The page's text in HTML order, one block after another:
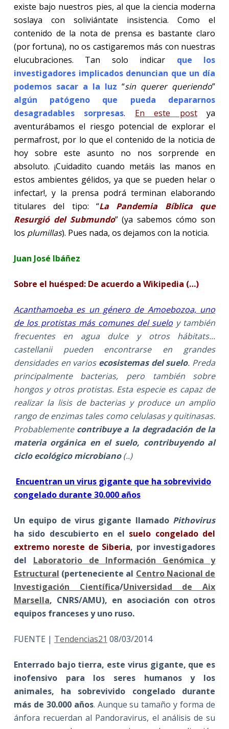
existe bajo nuestros pies, al que la ciencia moderna
soslaya con soliviántate insistencia. Como el
contenido de la nota de prensa es bastante claro
(por fortuna), no os castigaremos más con nuestras
elucubraciones. Tan solo indicar que los
investigadores implicados denuncian que un día
podemos sacar a la luz “sin querer queriendo”
algún patógeno que pueda depararnos
desagradables sorpresas. En este postya
aventurábamos el riesgo potencial de explorar el
permafrost, por lo que el contenido de la noticia de
hoy sobre este asunto no nos sorprende en
absoluto. ¡Cuidadito cuando metáis las manos en
estos ambientes gélidos, ya que se pueden helar o
infectar!, y la prensa podrá terminan elaborando
titulares del tipo: “La Pandemia Bíblica que
Resurgió del Submundo” (ya sabemos cómo son
los plumillas). Pues nada, os dejamos con la noticia.
Juan José Ibáñez
Sobre el huésped: De acuerdo a Wikipedia (…)
Acanthamoeba es un género de Amoebozoa, uno
de los protistas más comunes del suelo y también
frecuentes en agua dulce y otros hábitats...
castellanii pueden encontrarse en grandes
densidades en varios ecosistemas del suelo. Preda
principalmente bacterias, pero también sobre
hongos y otros protistas. Esta especie es capaz de
realizar la lisis de bacterias y produce un amplio
rango de enzimas tales como celulasas y quitinasas.
Probablemente contribuye a la degradación de la
materia orgánica en el suelo, contribuyendo al
ciclo ecológico microbiano(..)
Encuentran un virus gigante que ha sobrevivido
congelado durante 30.000 años
Un equipo de virus gigante llamado Pithovirus
ha sido descubierto en el suelo congelado del
extremo noreste de Siberia, por investigadores
del Laboratorio de Información Genómica y
Estructural (perteneciente al Centro Nacional de
Investigación Científica/Universidad de Aix
Marsella, CNRS/AMU), en asociación con otros
equipos franceses y uno ruso.
FUENTE | Tendencias21 08/03/2014
Enterrado bajo tierra, este virus gigante, que es
inofensivo para los seres humanos y los
animales, ha sobrevivido congelado durante
más de 30.000 años. Aunque su tamaño y forma de
ánfora recuerdan al Pandoravirus, el análisis de su